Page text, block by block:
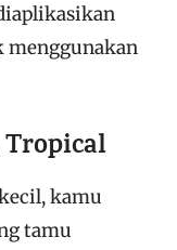
menggunakan
Tropical
kamu
tamu